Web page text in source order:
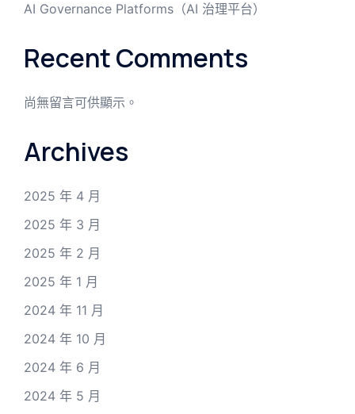
AI Governance Platforms（AI 治理平台）
Recent Comments
尚無留言可供顯示。
Archives
2025 年 4 月
2025 年 3 月
2025 年 2 月
2025 年 1 月
2024 年 11 月
2024 年 10 月
2024 年 6 月
2024 年 5 月